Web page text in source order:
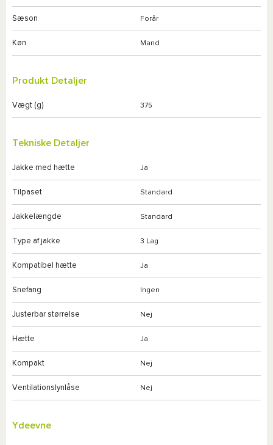
Sæson Forår
Køn Mand
Produkt Detaljer
Vægt (g) 375
Tekniske Detaljer
Jakke med hætte Ja
Tilpaset Standard
Jakkelængde Standard
Type af jakke 3 Lag
Kompatibel hætte Ja
Snefang Ingen
Justerbar størrelse Nej
Hætte Ja
Kompakt Nej
Ventilationslynlåse Nej
Ydeevne